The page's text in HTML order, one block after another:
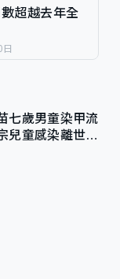
超越去年全
七歲男童染甲流
童感染離世個